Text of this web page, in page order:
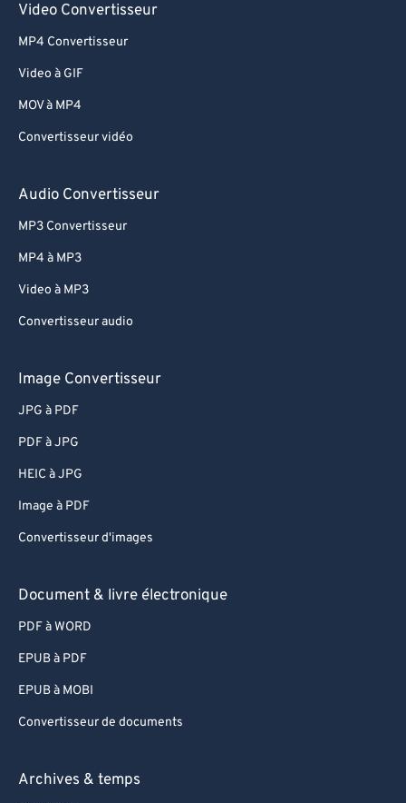
Video Convertisseur
MP4 Convertisseur
Video à GIF
MOV à MP4
Convertisseur vidéo
Audio Convertisseur
MP3 Convertisseur
MP4 à MP3
Video à MP3
Convertisseur audio
Image Convertisseur
JPG à PDF
PDF à JPG
HEIC à JPG
Image à PDF
Convertisseur d'images
Document & livre électronique
PDF à WORD
EPUB à PDF
EPUB à MOBI
Convertisseur de documents
Archives & temps